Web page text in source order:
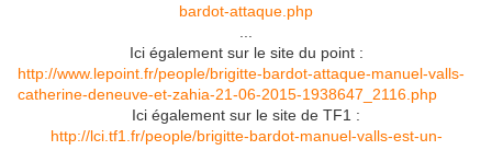
bardot-attaque.php
Ici également sur le site du point :
http://www.lepoint.fr/people/brigitte-bardot-attaque-manuel-valls-
catherine-deneuve-et-zahia-21-06-2015-1938647_2116.php
Ici également sur le site de TF1 :
http://lci.tf1.fr/people/brigitte-bardot-manuel-valls-est-un-